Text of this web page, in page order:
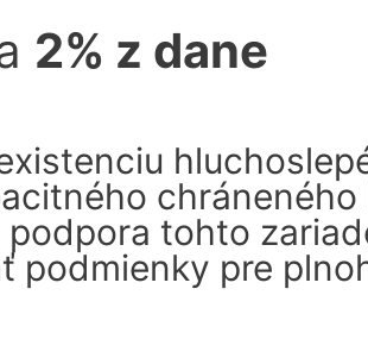
2% z dane
tohto
podmienky pre